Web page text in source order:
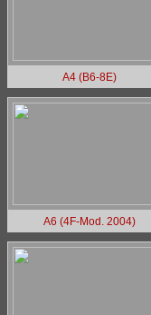
A4 (B6-8E)
A6 (4F-Mod. 2004)